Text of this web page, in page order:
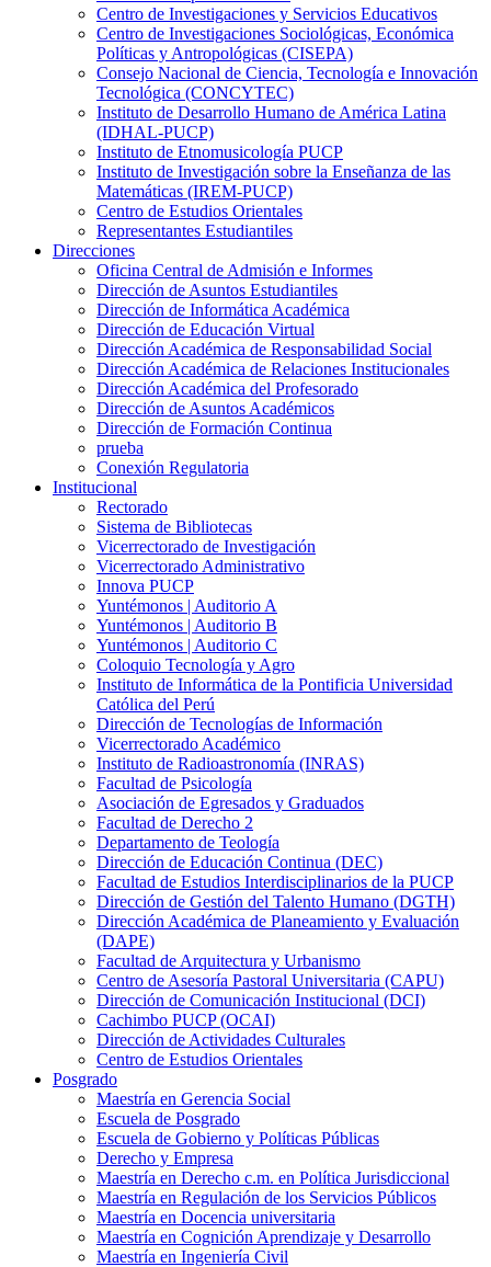
Centro de Investigaciones y Servicios Educativos
Centro de Investigaciones Sociológicas, Económica
Políticas y Antropológicas (CISEPA)
Consejo Nacional de Ciencia, Tecnología e Innovación
Tecnológica (CONCYTEC)
Instituto de Desarrollo Humano de América Latina
(IDHAL-PUCP)
Instituto de Etnomusicología PUCP
Instituto de Investigación sobre la Enseñanza de las
Matemáticas (IREM-PUCP)
Centro de Estudios Orientales
Representantes Estudiantiles
Direcciones
Oficina Central de Admisión e Informes
Dirección de Asuntos Estudiantiles
Dirección de Informática Académica
Dirección de Educación Virtual
Dirección Académica de Responsabilidad Social
Dirección Académica de Relaciones Institucionales
Dirección Académica del Profesorado
Dirección de Asuntos Académicos
Dirección de Formación Continua
prueba
Conexión Regulatoria
Institucional
Rectorado
Sistema de Bibliotecas
Vicerrectorado de Investigación
Vicerrectorado Administrativo
Innova PUCP
Yuntémonos | Auditorio A
Yuntémonos | Auditorio B
Yuntémonos | Auditorio C
Coloquio Tecnología y Agro
Instituto de Informática de la Pontificia Universidad
Católica del Perú
Dirección de Tecnologías de Información
Vicerrectorado Académico
Instituto de Radioastronomía (INRAS)
Facultad de Psicología
Asociación de Egresados y Graduados
Facultad de Derecho 2
Departamento de Teología
Dirección de Educación Continua (DEC)
Facultad de Estudios Interdisciplinarios de la PUCP
Dirección de Gestión del Talento Humano (DGTH)
Dirección Académica de Planeamiento y Evaluación
(DAPE)
Facultad de Arquitectura y Urbanismo
Centro de Asesoría Pastoral Universitaria (CAPU)
Dirección de Comunicación Institucional (DCI)
Cachimbo PUCP (OCAI)
Dirección de Actividades Culturales
Centro de Estudios Orientales
Posgrado
Maestría en Gerencia Social
Escuela de Posgrado
Escuela de Gobierno y Políticas Públicas
Derecho y Empresa
Maestría en Derecho c.m. en Política Jurisdiccional
Maestría en Regulación de los Servicios Públicos
Maestría en Docencia universitaria
Maestría en Cognición Aprendizaje y Desarrollo
Maestría en Ingeniería Civil